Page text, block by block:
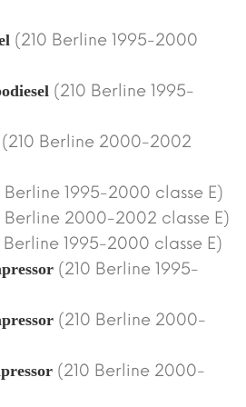
(210 Berline 1995-2000
(210 Berline 1995-
(210 Berline 2000-2002
Berline 1995-2000 classe E)
Berline 2000-2002 classe E)
Berline 1995-2000 classe E)
(210 Berline 1995-
(210 Berline 2000-
(210 Berline 2000-